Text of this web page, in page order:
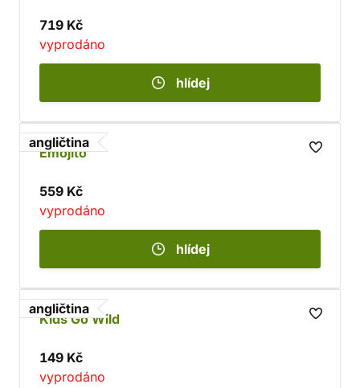
719 Kč
vyprodáno
hlídej
angličtina
Emojito
559 Kč
vyprodáno
hlídej
angličtina
Kids Go Wild
149 Kč
vyprodáno